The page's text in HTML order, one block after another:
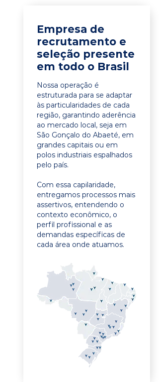
Empresa de
recrutamento e
seleção presente
em todo o Brasil
Nossa operação é
estruturada para se adaptar
às particularidades de cada
região, garantindo aderência
ao mercado local, seja em
São Gonçalo do Abaeté, em
grandes capitais ou em
polos industriais espalhados
pelo país.
Com essa capilaridade,
entregamos processos mais
assertivos, entendendo o
contexto econômico, o
perfil profissional e as
demandas específicas de
cada área onde atuamos.